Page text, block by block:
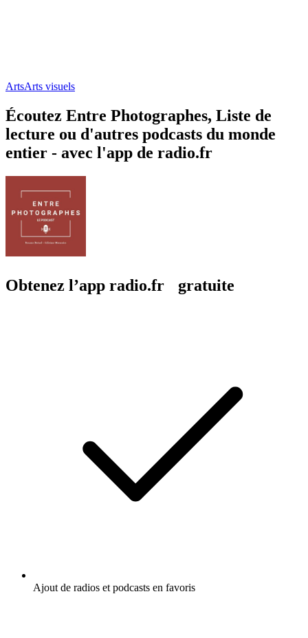
ArtsArts visuels
Écoutez Entre Photographes, Liste de
lecture ou d'autres podcasts du monde
entier - avec l'app de radio.fr
Obtenez l’app radio.fr gratuite
Ajout de radios et podcasts en favoris